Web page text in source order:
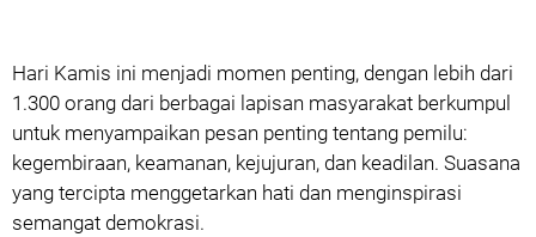
Hari Kamis ini menjadi momen penting, dengan lebih dari
1.300 orang dari berbagai lapisan masyarakat berkumpul
untuk menyampaikan pesan penting tentang pemilu:
kegembiraan, keamanan, kejujuran, dan keadilan. Suasana
yang tercipta menggetarkan hati dan menginspirasi
semangat demokrasi.